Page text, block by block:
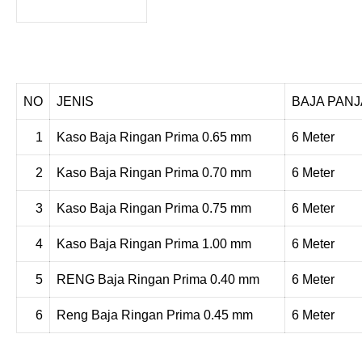
NO JENIS BAJA
1 Kaso Baja Ringan Prima 0.65 mm 6 Meter
2 Kaso Baja Ringan Prima 0.70 mm 6 Meter
3 Kaso Baja Ringan Prima 0.75 mm 6 Meter
4 Kaso Baja Ringan Prima 1.00 mm 6 Meter
5 RENG Baja Ringan Prima 0.40 mm 6 Meter
6 Reng Baja Ringan Prima 0.45 mm 6 Meter